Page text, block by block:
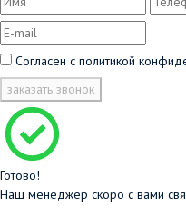
Согласен с политикой
заказать звонок
Готово!
Наш менеджер скоро с вами